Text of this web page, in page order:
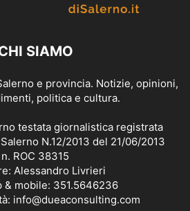
SIAMO
e provincia. Notizie, opinioni,
politica e cultura.
testata giornalistica registrata
N.12/2013 del 21/06/2013
n. ROC 38315
Alessandro Livrieri
& mobile: 351.5646236
info@dueaconsulting.com